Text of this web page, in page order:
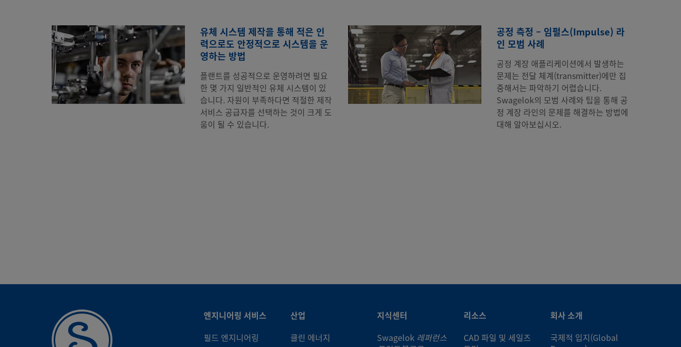
유체 시스템 제작을 통해 적은 인
력으로도 안정적으로 시스템을 운
영하는 방법
플랜트를 성공적으로 운영하려면 필요
한 몇 가지 일반적인 유체 시스템이 있
습니다. 자원이 부족하다면 적절한 제작
서비스 공급자를 선택하는 것이 크게 도
움이 될 수 있습니다.
공정 측정 – 임펄스(Impulse) 라
인 모범 사례
공정 계장 애플리케이션에서 발생하는
문제는 전달 체계(transmitter)에만 집
중해서는 파악하기 어렵습니다.
Swagelok의 모범 사례와 팁을 통해 공
정 계장 라인의 문제를 해결하는 방법에
대해 알아보십시오.
엔지니어링 서비스
필드 엔지니어링
산업
클린 에너지
지식센터
Swagelok 레퍼런스
리소스
CAD 파일 및 세일즈
회사 소개
국제적 입지(Global